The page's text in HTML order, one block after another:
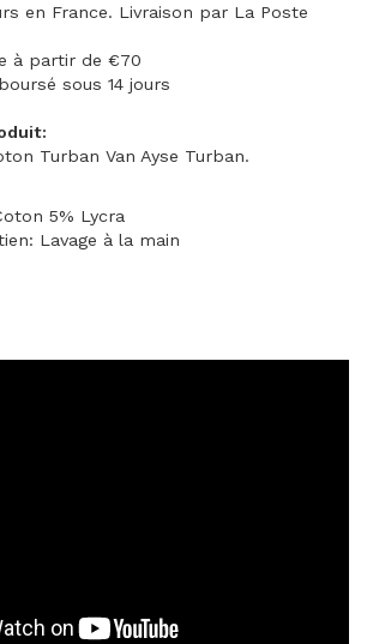
en France. Livraison par La Poste
à partir de €70
sous 14 jours
Turban Van Ayse Turban.
5% Lycra
Lavage à la main